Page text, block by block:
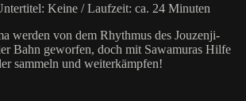
Keine / Laufzeit: ca. 24 Minuten
werden von dem Rhythmus des Jouzenji-
Bahn geworfen, doch mit Sawamuras Hilfe
sammeln und weiterkämpfen!